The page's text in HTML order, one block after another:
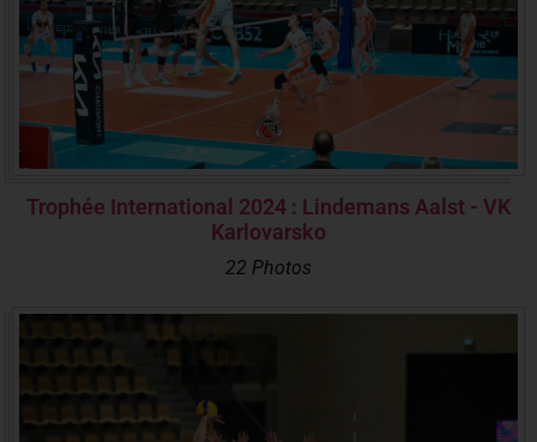
Trophée International 2024 : Lindemans Aalst - VK
Karlovarsko
22 Photos